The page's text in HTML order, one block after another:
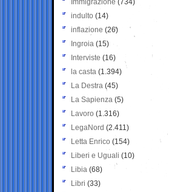
Immigrazione (734)
indulto (14)
inflazione (26)
Ingroia (15)
Interviste (16)
la casta (1.394)
La Destra (45)
La Sapienza (5)
Lavoro (1.316)
LegaNord (2.411)
Letta Enrico (154)
Liberi e Uguali (10)
Libia (68)
Libri (33)